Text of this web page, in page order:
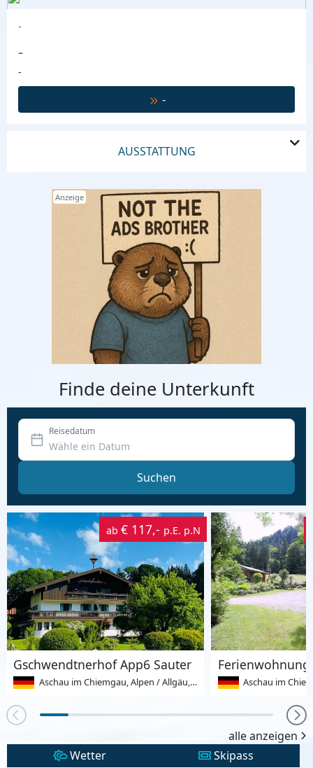
Finde deine Unterkunft
Reisedatum
Suchen
ab € 117,- p.E. p.N
Gschwendtnerhof App6 Sauter
Aschau im Chiemgau, Alpen / Allgäu, Deutschland Aschau im Chiemgau,
alle anzeigen
Wetter
Skipass
-
-
-
-
AUSSTATTUNG
Anzeige